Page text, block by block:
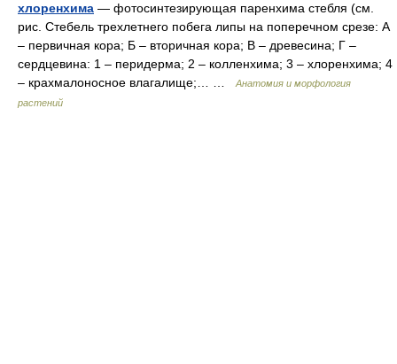
хлоренхима — фотосинтезирующая паренхима стебля (см.
рис. Стебель трехлетнего побега липы на поперечном срезе: А
– первичная кора; Б – вторичная кора; В – древесина; Г –
сердцевина: 1 – перидерма; 2 – колленхима; 3 – хлоренхима; 4
– крахмалоносное влагалище;… …
Анатомия и морфология
растений